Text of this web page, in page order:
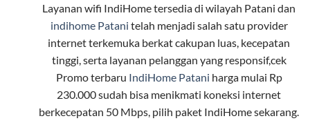
Layanan wifi IndiHometersedia di wilayah Patani dan
indihome Patani telah menjadi salah satu provider
internet terkemuka berkat cakupan luas, kecepatan
tinggi, serta layanan pelanggan yang responsif,cek
Promo terbaru IndiHome Patani harga mulai Rp
230.000 sudah bisa menikmati koneksi internet
berkecepatan 50 Mbps, pilih paket IndiHomesekarang.